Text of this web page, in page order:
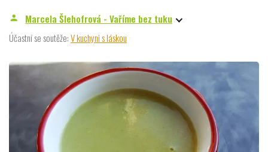
person
Marcela Šlehofrová - Vaříme bez tuku
Účastní se soutěže:V kuchyni s láskou